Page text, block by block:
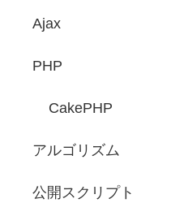
Ajax
PHP
CakePHP
アルゴリズム
公開スクリプト